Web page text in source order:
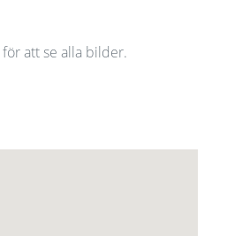
att se alla bilder.